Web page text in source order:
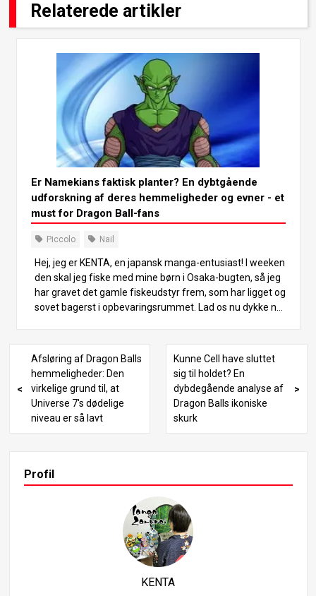
Relaterede artikler
Er Namekians faktisk planter? En dybtgående
udforskning af deres hemmeligheder og evner - et
must for Dragon Ball-fans
Piccolo Nail
Hej, jeg er KENTA, en japansk manga-entusiast! I weeken
den skal jeg fiske med mine børn i Osaka-bugten, så jeg
har gravet det gamle fiskeudstyr frem, som har ligget og
sovet bagerst i opbevaringsrummet. Lad os nu dykke ne
g Frieza, hvilket gør det til en spændende læsning for alle
Dragon Ball-fans. Så lad os begive os ud på et eventyr fo
r at afdække namekianernes mysterier! Grundlæggende
karakteristika for namekianere Namekianerne er kendet
egnet ved deres grønne hud, to antenner, der strækker si
cifikke brug af antennerne ikke er beskrevet i serien, vise
r nogle spil dem som redskaber til at lamme modstander
e. I filmen “Dragon Ball Z: Lord Slug” bruger skurken Slug
sine antenner til at fange sine fjender. Derudover er nam
ekianere modstandsdygtige over for ekstreme tempera
turer og har bemærkelsesværdige regenerative evner, d
er gør dem i stand til at komme sig over alvorlige skader,
ses tydeligt af figurer som Piccolo og Cell, der har Piccol
Afsløring af Dragon Balls
hemmeligheder: Den
virkelige grund til, at
Universe 7's dødelige
niveau er så lavt
Kunne Cell have sluttet
sig til holdet? En
dybdegående analyse af
Dragon Balls ikoniske
skurk
Profil
KENTA